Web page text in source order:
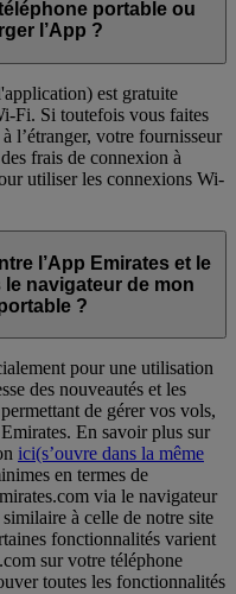
portable ou
l’App ?
est gratuite
Fi. Si toutefois vous faites
l’étranger, votre fournisseur
frais de connexion à
utiliser les connexions Wi-
l’App Emirates et le
navigateur de mon
?
pour une utilisation
des nouveautés et les
de gérer vos vols,
En savoir plus sur
ici(s’ouvre dans la même
en termes de
via le navigateur
à celle de notre site
fonctionnalités varient
sur votre téléphone
toutes les fonctionnalités